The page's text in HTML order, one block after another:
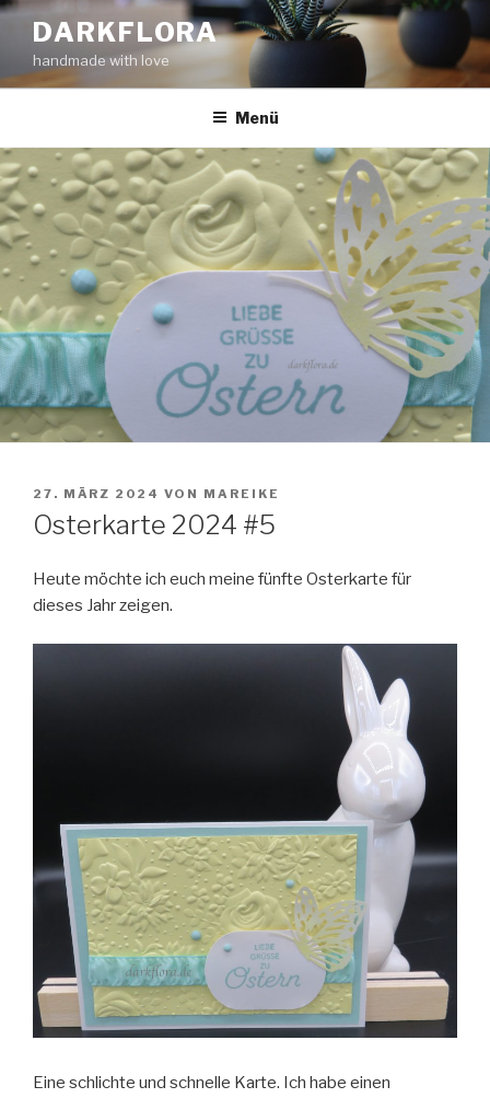
Zum
Inhalt
springen
DARKFLORA
handmade with love
Menü
VERÖFFENTLICHT
AM
27. MÄRZ 2024 VON MAREIKE
Osterkarte 2024 #5
Heute möchte ich euch meine fünfte Osterkarte für
dieses Jahr zeigen.
Eine schlichte und schnelle Karte. Ich habe einen